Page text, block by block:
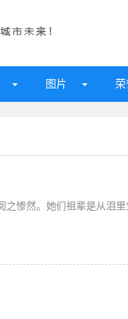
图片 荣
惨然。她们祖辈是从泪里